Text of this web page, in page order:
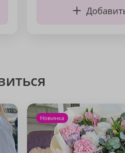
Новинка